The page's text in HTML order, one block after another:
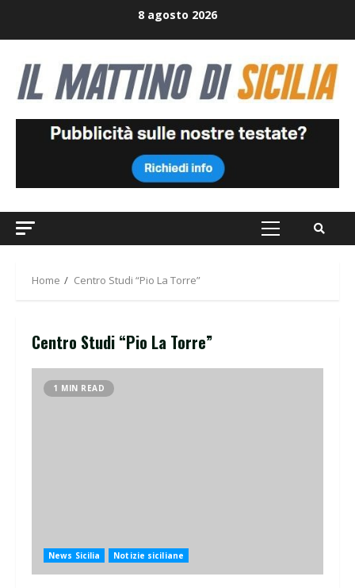
8 agosto 2026
Primary
Home Centro Studi “Pio La Torre”
Centro Studi “Pio La Torre”
1 MIN READ
News Sicilia Notizie siciliane